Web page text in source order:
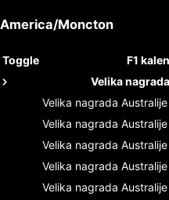
America/Moncton
Toggle F1
Velika
Velika nagrada Australije
Velika nagrada Australije
Velika nagrada Australije
Velika nagrada Australije
Velika nagrada Australije